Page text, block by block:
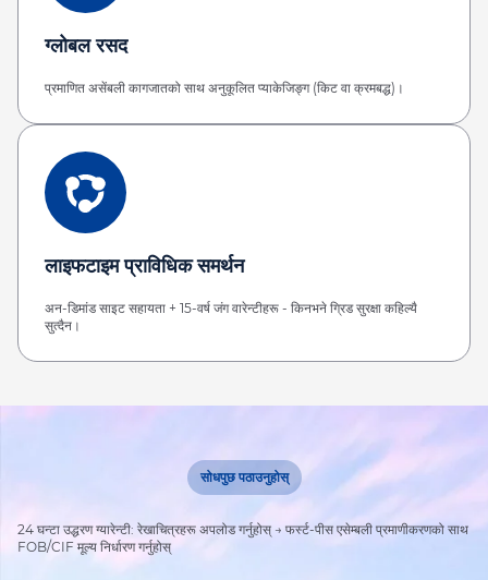
ग्लोबल रसद
प्रमाणित असेंबली कागजातको साथ अनुकूलित प्याकेजिङ्ग (किट वा क्रमबद्ध)।
लाइफटाइम प्राविधिक समर्थन
अन-डिमांड साइट सहायता + 15-वर्ष जंग वारेन्टीहरू - किनभने ग्रिड सुरक्षा कहिल्यै
सुत्दैन।
सोधपुछ पठाउनुहोस्
24 घन्टा उद्धरण ग्यारेन्टी: रेखाचित्रहरू अपलोड गर्नुहोस् → फर्स्ट-पीस एसेम्बली प्रमाणीकरणको साथ
FOB/CIF मूल्य निर्धारण गर्नुहोस्